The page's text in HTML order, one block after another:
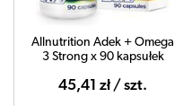
Allnutrition Adek + Omega
3 Strong x 90 kapsułek
45,41 zł / szt.